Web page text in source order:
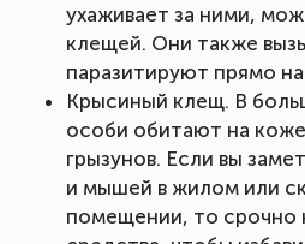
ухаживает за ними,
клещей. Они также
паразитируют прямо
Крысиный клещ. В
особи обитают на
грызунов. Если вы
и мышей в жилом или
помещении, то срочно